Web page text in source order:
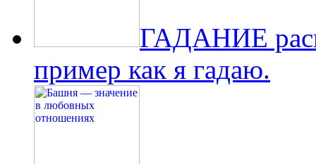
ГАДАНИЕ
пример как я гадаю.